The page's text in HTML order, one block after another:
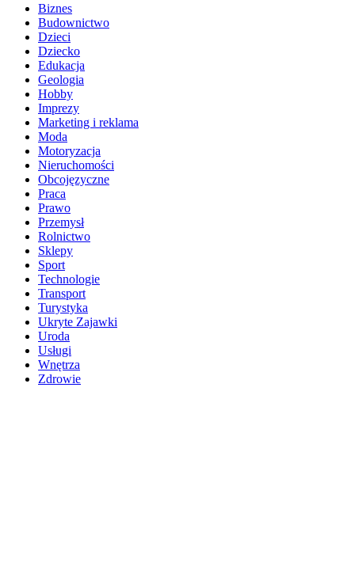
Biznes
Budownictwo
Dzieci
Dziecko
Edukacja
Geologia
Hobby
Imprezy
Marketing i reklama
Moda
Motoryzacja
Nieruchomości
Obcojęzyczne
Praca
Prawo
Przemysł
Rolnictwo
Sklepy
Sport
Technologie
Transport
Turystyka
Ukryte Zajawki
Uroda
Usługi
Wnętrza
Zdrowie